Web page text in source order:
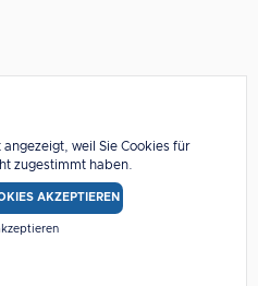
weil Sie Cookies für
zugestimmt haben.
AKZEPTIEREN